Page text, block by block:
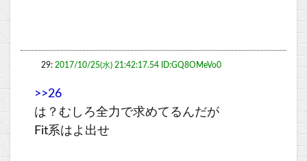
29: 2017/10/25(水) 21:42:17.54 ID:GQ8OMeVo0
>>26
は？むしろ全力で求めてるんだが
Fit系はよ出せ